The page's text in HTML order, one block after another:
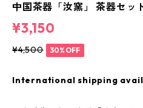
中国茶器「汝窯」 茶器セッ
¥3,150
¥4,500 30%OFF
International shipping